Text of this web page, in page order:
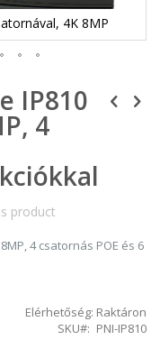
4K 8MP
IP810
4
product
4 csatornás POE és 6
Elérhetőség: Raktáron
SKU
PNI-IP810